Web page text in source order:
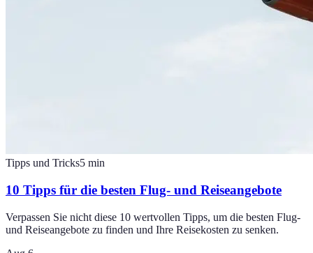
Tipps und Tricks5 min
10 Tipps für die besten Flug- und Reiseangebote
Verpassen Sie nicht diese 10 wertvollen Tipps, um die besten Flug-
und Reiseangebote zu finden und Ihre Reisekosten zu senken.